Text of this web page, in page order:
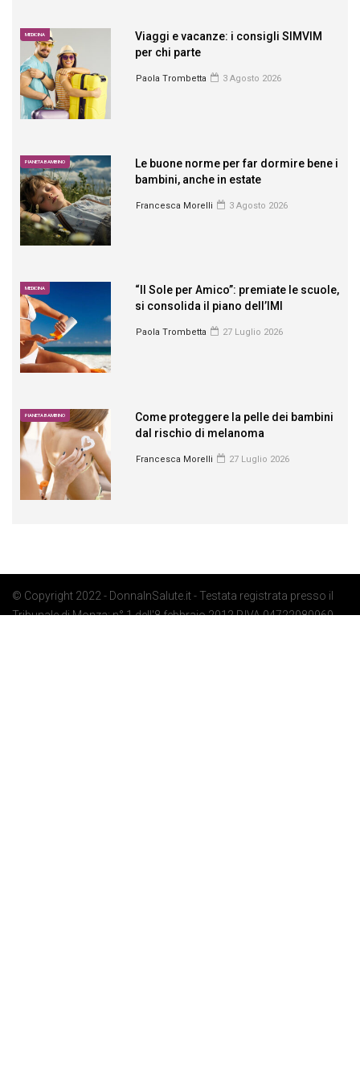
MEDICINA
Viaggi e vacanze: i consigli SIMVIM
per chi parte
Paola Trombetta 3 Agosto 2026
PIANETA BAMBINO
Le buone norme per far dormire bene i
bambini, anche in estate
Francesca Morelli 3 Agosto 2026
MEDICINA
“Il Sole per Amico”: premiate le scuole,
si consolida il piano dell’IMI
Paola Trombetta 27 Luglio 2026
PIANETA BAMBINO
Come proteggere la pelle dei bambini
dal rischio di melanoma
Francesca Morelli 27 Luglio 2026
© Copyright 2022 - DonnaInSalute.it - Testata registrata presso il
Tribunale di Monza: n° 1 dell'8 febbraio 2012 P.IVA 04722080969 -